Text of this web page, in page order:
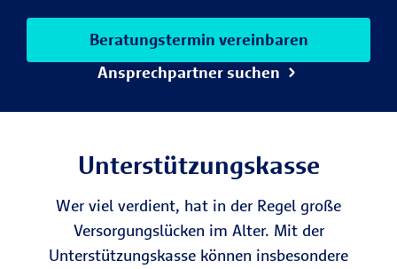
Beratungstermin vereinbaren
Ansprechpartner suchen
Unterstützungs­kasse
Wer viel verdient, hat in der Regel große
Versorgungslücken im Alter. Mit der
Unterstützungskasse können insbesondere